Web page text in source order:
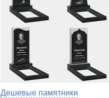
Дешевые памятники